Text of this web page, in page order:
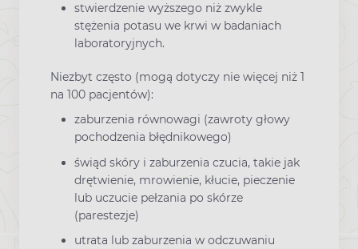
stwierdzenie wyższego niż zwykle
stężenia potasu we krwi w badaniach
laboratoryjnych.
Niezbyt często (mogą dotyczy nie więcej niż 1
na 100 pacjentów):
zaburzenia równowagi (zawroty głowy
pochodzenia błędnikowego)
świąd skóry i zaburzenia czucia, takie jak
drętwienie, mrowienie, kłucie, pieczenie
lub uczucie pełzania po skórze
(parestezje)
utrata lub zaburzenia w odczuwaniu